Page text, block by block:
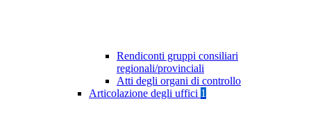
Rendiconti gruppi consiliari
regionali/provinciali
Atti degli organi di controllo
Articolazione degli uffici 1